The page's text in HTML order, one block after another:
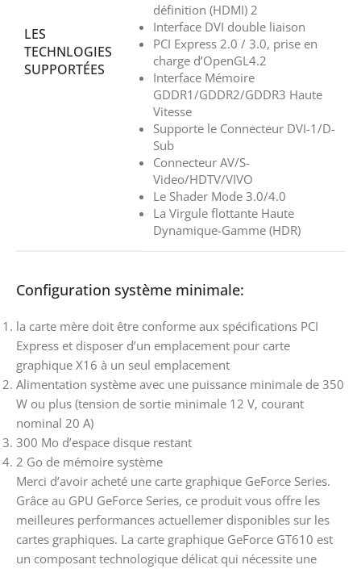
LES
TECHNLOGIES
SUPPORTÉES
définition (HDMI) 2
Interface DVI double liaison
PCI Express 2.0 / 3.0, prise en
charge d’OpenGL4.2
Interface Mémoire
GDDR1/GDDR2/GDDR3 Haute
Vitesse
Supporte le Connecteur DVI-1/D-
Sub
Connecteur AV/S-
Video/HDTV/VIVO
Le Shader Mode 3.0/4.0
La Virgule flottante Haute
Dynamique-Gamme (HDR)
Configuration système minimale:
la carte mère doit être conforme aux spécifications PCI
Express et disposer d’un emplacement pour carte
graphique X16 à un seul emplacement
Alimentation système avec une puissance minimale de 350
W ou plus (tension de sortie minimale 12 V, courant
nominal 20 A)
300 Mo d’espace disque restant
2 Go de mémoire système
Merci d’avoir acheté une carte graphique GeForce Series.
Grâce au GPU GeForce Series, ce produit vous offre les
meilleures performances actuellemer disponibles sur les
cartes graphiques. La carte graphique GeForce GT610 est
un composant technologique délicat qui nécessite une